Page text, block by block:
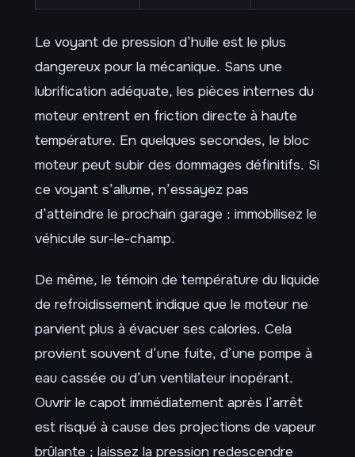
Le voyant de pression d’huile est le plus
dangereux pour la mécanique. Sans une
lubrification adéquate, les pièces internes du
moteur entrent en friction directe à haute
température. En quelques secondes, le bloc
moteur peut subir des dommages définitifs. Si
ce voyant s’allume, n’essayez pas
d’atteindre le prochain garage : immobilisez le
véhicule sur-le-champ.
De même, le témoin de température du liquide
de refroidissement indique que le moteur ne
parvient plus à évacuer ses calories. Cela
provient souvent d’une fuite, d’une pompe à
eau cassée ou d’un ventilateur inopérant.
Ouvrir le capot immédiatement après l’arrêt
est risqué à cause des projections de vapeur
brûlante ; laissez la pression redescendre